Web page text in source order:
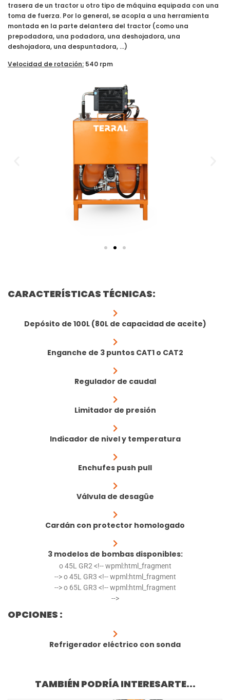
trasera de un tractor u otro tipo de máquina equipada con una
toma de fuerza. Por lo general, se acopla a una herramienta
montada en la parte delantera del tractor (como una
prepodadora, una podadora, una deshojadora, una
deshojadora, una despuntadora, …)
Velocidad de rotación: 540 rpm
CARACTERÍSTICAS TÉCNICAS:
Depósito de 100L (80L de capacidad de aceite)
Enganche de 3 puntos CAT1 o CAT2
Regulador de caudal
Limitador de presión
Indicador de nivel y temperatura
Enchufes push pull
Válvula de desagüe
Cardán con protector homologado
3 modelos de bombas disponibles:
o 45L GR2 <!-- wpml:html_fragment
--> o 45L GR3 <!-- wpml:html_fragment
--> o 65L GR3 <!-- wpml:html_fragment
-->
OPCIONES :
Refrigerador eléctrico con sonda
TAMBIÉN PODRÍA INTERESARTE...